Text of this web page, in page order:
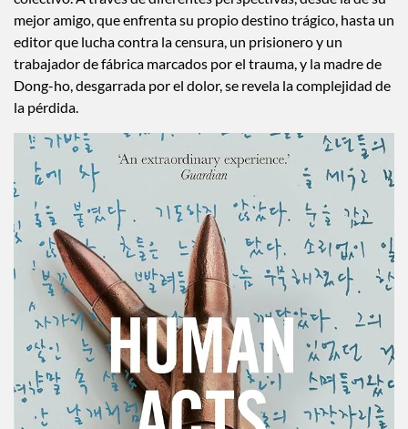
mejor amigo, que enfrenta su propio destino trágico, hasta un
editor que lucha contra la censura, un prisionero y un
trabajador de fábrica marcados por el trauma, y la madre de
Dong-ho, desgarrada por el dolor, se revela la complejidad de
la pérdida.